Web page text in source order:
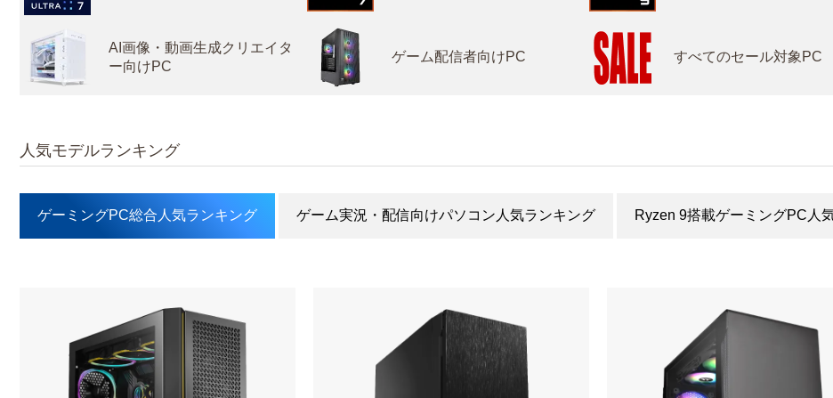
AI画像・動画生成クリエイタ
ー向けPC
ゲーム配信者向けPC すべてのセール対象PC
人気モデルランキング
ゲーミングPC総合人気ランキング ゲーム実況・配信向けパソコン人気ランキング Ryzen 9搭載ゲーミングPC人